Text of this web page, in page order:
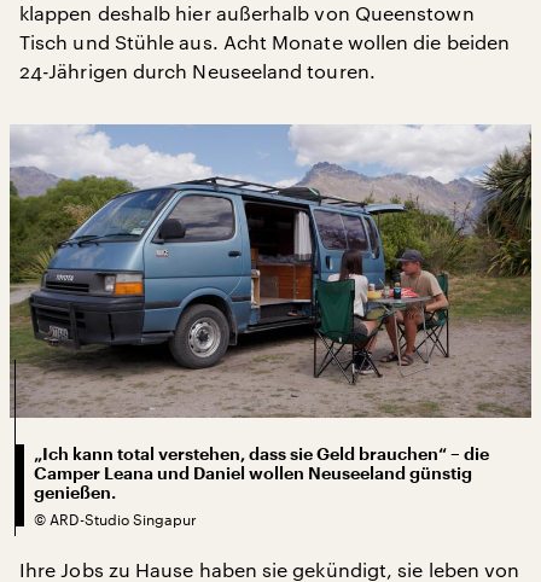
klappen deshalb hier außerhalb von Queenstown
Tisch und Stühle aus. Acht Monate wollen die beiden
24-Jährigen durch Neuseeland touren.
„Ich kann total verstehen, dass sie Geld brauchen“ – die
Camper Leana und Daniel wollen Neuseeland günstig
genießen.
© ARD-Studio Singapur
Ihre Jobs zu Hause haben sie gekündigt, sie leben von